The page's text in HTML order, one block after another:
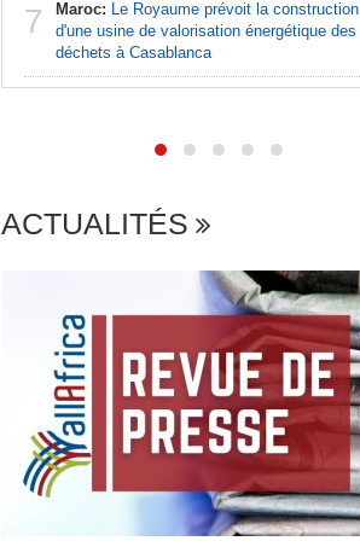
7 Maroc: Le Royaume prévoit la construction
d'une usine de valorisation énergétique des
déchets à Casablanca
ACTUALITÉS